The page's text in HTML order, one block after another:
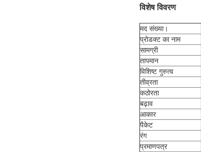
विशेष विवरण
मद संख्या।
प्रोडक्ट का नाम
सामग्री
तापमान
विशिष्ट गुरुत्व
तीव्रता
कठोरता
बढ़ाव
आकार
पैकेट
रंग
प्रमाणपत्र